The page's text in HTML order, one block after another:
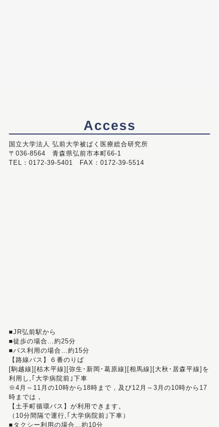
Access
国立大学法人 弘前大学被ばく医療総合研究所
〒036-8564 青森県弘前市本町66-1
TEL：0172-39-5401 FAX：0172-39-5514
■JR弘前駅から
■徒歩の場合…約25分
■バス利用の場合…約15分
【路線バス】６番のりば
[駒越線][枯木平線][弥生･新岡･葛原線][相馬線][大秋･居森平線]を
利用し,｢大学病院前｣下車
※4月～11月の10時から18時まで，及び12月～3月の10時から17
時までは，
【土手町循環バス】が利用できます。
（10分間隔で運行,｢大学病院前｣下車）
■タクシー利用の場合…約10分